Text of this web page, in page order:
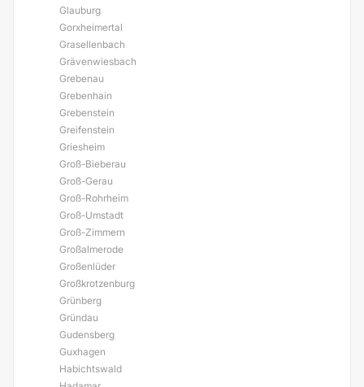
Glauburg
Gorxheimertal
Grasellenbach
Grävenwiesbach
Grebenau
Grebenhain
Grebenstein
Greifenstein
Griesheim
Groß-Bieberau
Groß-Gerau
Groß-Rohrheim
Groß-Umstadt
Groß-Zimmern
Großalmerode
Großenlüder
Großkrotzenburg
Grünberg
Gründau
Gudensberg
Guxhagen
Habichtswald